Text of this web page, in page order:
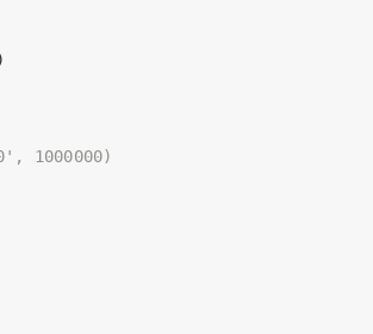
1000000)